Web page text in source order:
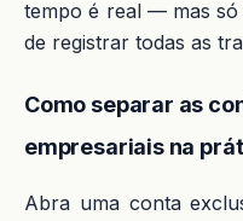
tempo é real — mas só
de registrar todas as
Como separar as
empresariais na
Abra uma conta